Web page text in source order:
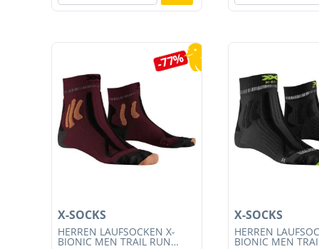
Pomiń galerię produktów
-77%
HERREN LAUFSOCKEN X-
BIONIC MEN TRAIL RUN
X-SOCKS
HERREN
BIONIC MEN
X-SOCKS